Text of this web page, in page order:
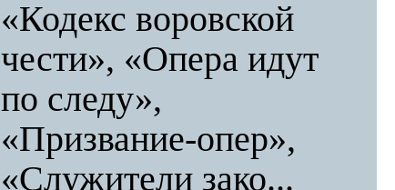
«Кодекс воровской
чести», «Опера идут
по следу»,
«Призвание-опер»,
«Служители зако...